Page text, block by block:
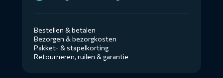
Bestellen & betalen
Bezorgen & bezorgkosten
Pakket- & stapelkorting
Retourneren, ruilen & garantie